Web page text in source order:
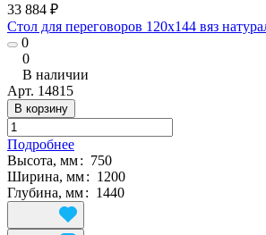
33 884 ₽
Стол для переговоров 120х144 вяз
0
0
В наличии
Арт. 14815
В корзину
Подробнее
Высота, мм: 750
Ширина, мм: 1200
Глубина, мм: 1440